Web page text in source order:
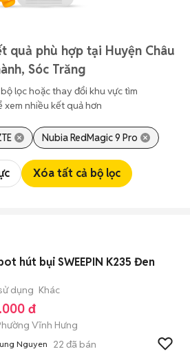
quả phù hợp tại Huyện Châu
Sóc Trăng
lọc hoặc thay đổi khu vực tìm
xem nhiều kết quả hơn
Nubia RedMagic 9 Pro
Xóa tất cả bộ lọc
hút bụi SWEEPIN K235 Đen
dụng Khác
đ
Vĩnh Hưng
Nguyen 22 đã bán